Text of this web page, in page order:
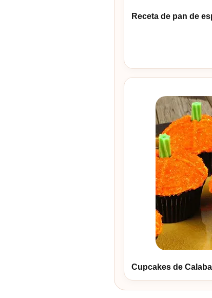
Receta de pan de
Cupcakes de